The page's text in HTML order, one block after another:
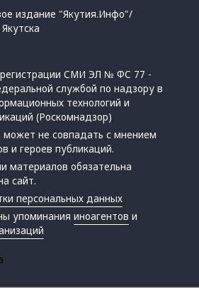
издание "Якутия.Инфо"/
СМИ ЭЛ № ФС 77 -
службой по надзору в
технологий и
(Роскомнадзор)
не совпадать с мнением
и героев публикаций.
материалов обязательна
сайт.
персональных данных
упоминанияиноагентов и